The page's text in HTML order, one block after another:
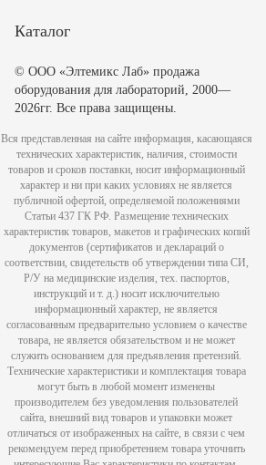
Каталог
© ООО «Элтемикс Лаб» продажа
оборудования для лабораторий, 2000—
2026гг. Все права защищены.
Вся представленная на сайте информация, касающаяся
технических характеристик, наличия, стоимости
товаров и сроков поставки, носит информационный
характер и ни при каких условиях не является
публичной офертой, определяемой положениями
Статьи 437 ГК РФ. Размещение технических
характеристик товаров, макетов и графических копий
документов (сертификатов и деклараций о
соответствии, свидетельств об утверждении типа СИ,
Р/У на медицинские изделия, тех. паспортов,
инструкций и т. д.) носит исключительно
информационный характер, не является
согласованным предварительно условием о качестве
товара, не является обязательством и не может
служить основанием для предъявления претензий.
Технические характеристики и комплектация товара
могут быть в любой момент изменены
производителем без уведомления пользователей
сайта, внешний вид товаров и упаковки может
отличаться от изображенных на сайте, в связи с чем
рекомендуем перед приобретением товара уточнить